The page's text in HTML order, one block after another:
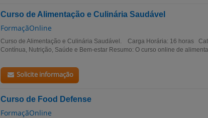
Curso de Alimentação e Culinária Saudável
FormaçãOnline
Curso de Alimentação e Culinária Saudável. Carga Horária: 16 horas
Contínua, Nutrição, Saúde e Bem-estar Resumo: O curso online de
Solicite informação
Curso de Food Defense
FormaçãOnline